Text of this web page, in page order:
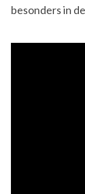
besonders in